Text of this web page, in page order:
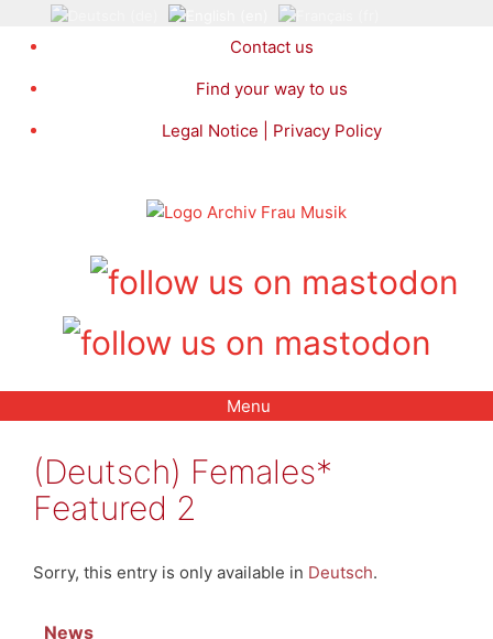
Contact us
Find your way to us
Legal Notice | Privacy Policy
Menu
(Deutsch) Females*
Featured 2
Sorry, this entry is only available in Deutsch.
News